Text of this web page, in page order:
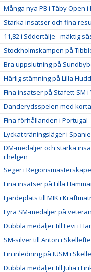
Många nya PB i Täby Open i
Starka insatser och fina
11,82 i Södertälje - mäktig
Stockholmskampen på
Bra uppslutning på
Härlig stämning på Lilla
Fina insatser på Stafett-SM
Danderydsspelen med
Fina förhållanden i Portugal
Lyckat träningsläger i
DM-medaljer och starka
i helgen
Seger i
Fina insatser på Lilla
Fjärdeplats till MIK i
Fyra SM-medaljer på
Dubbla medaljer till Levi i
SM-silver till Anton i
Fin inledning på IUSM i
Dubbla medaljer till Julia i